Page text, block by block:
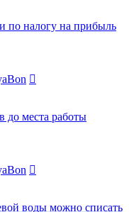
по налогу на прибыль
до места работы
воды можно списать